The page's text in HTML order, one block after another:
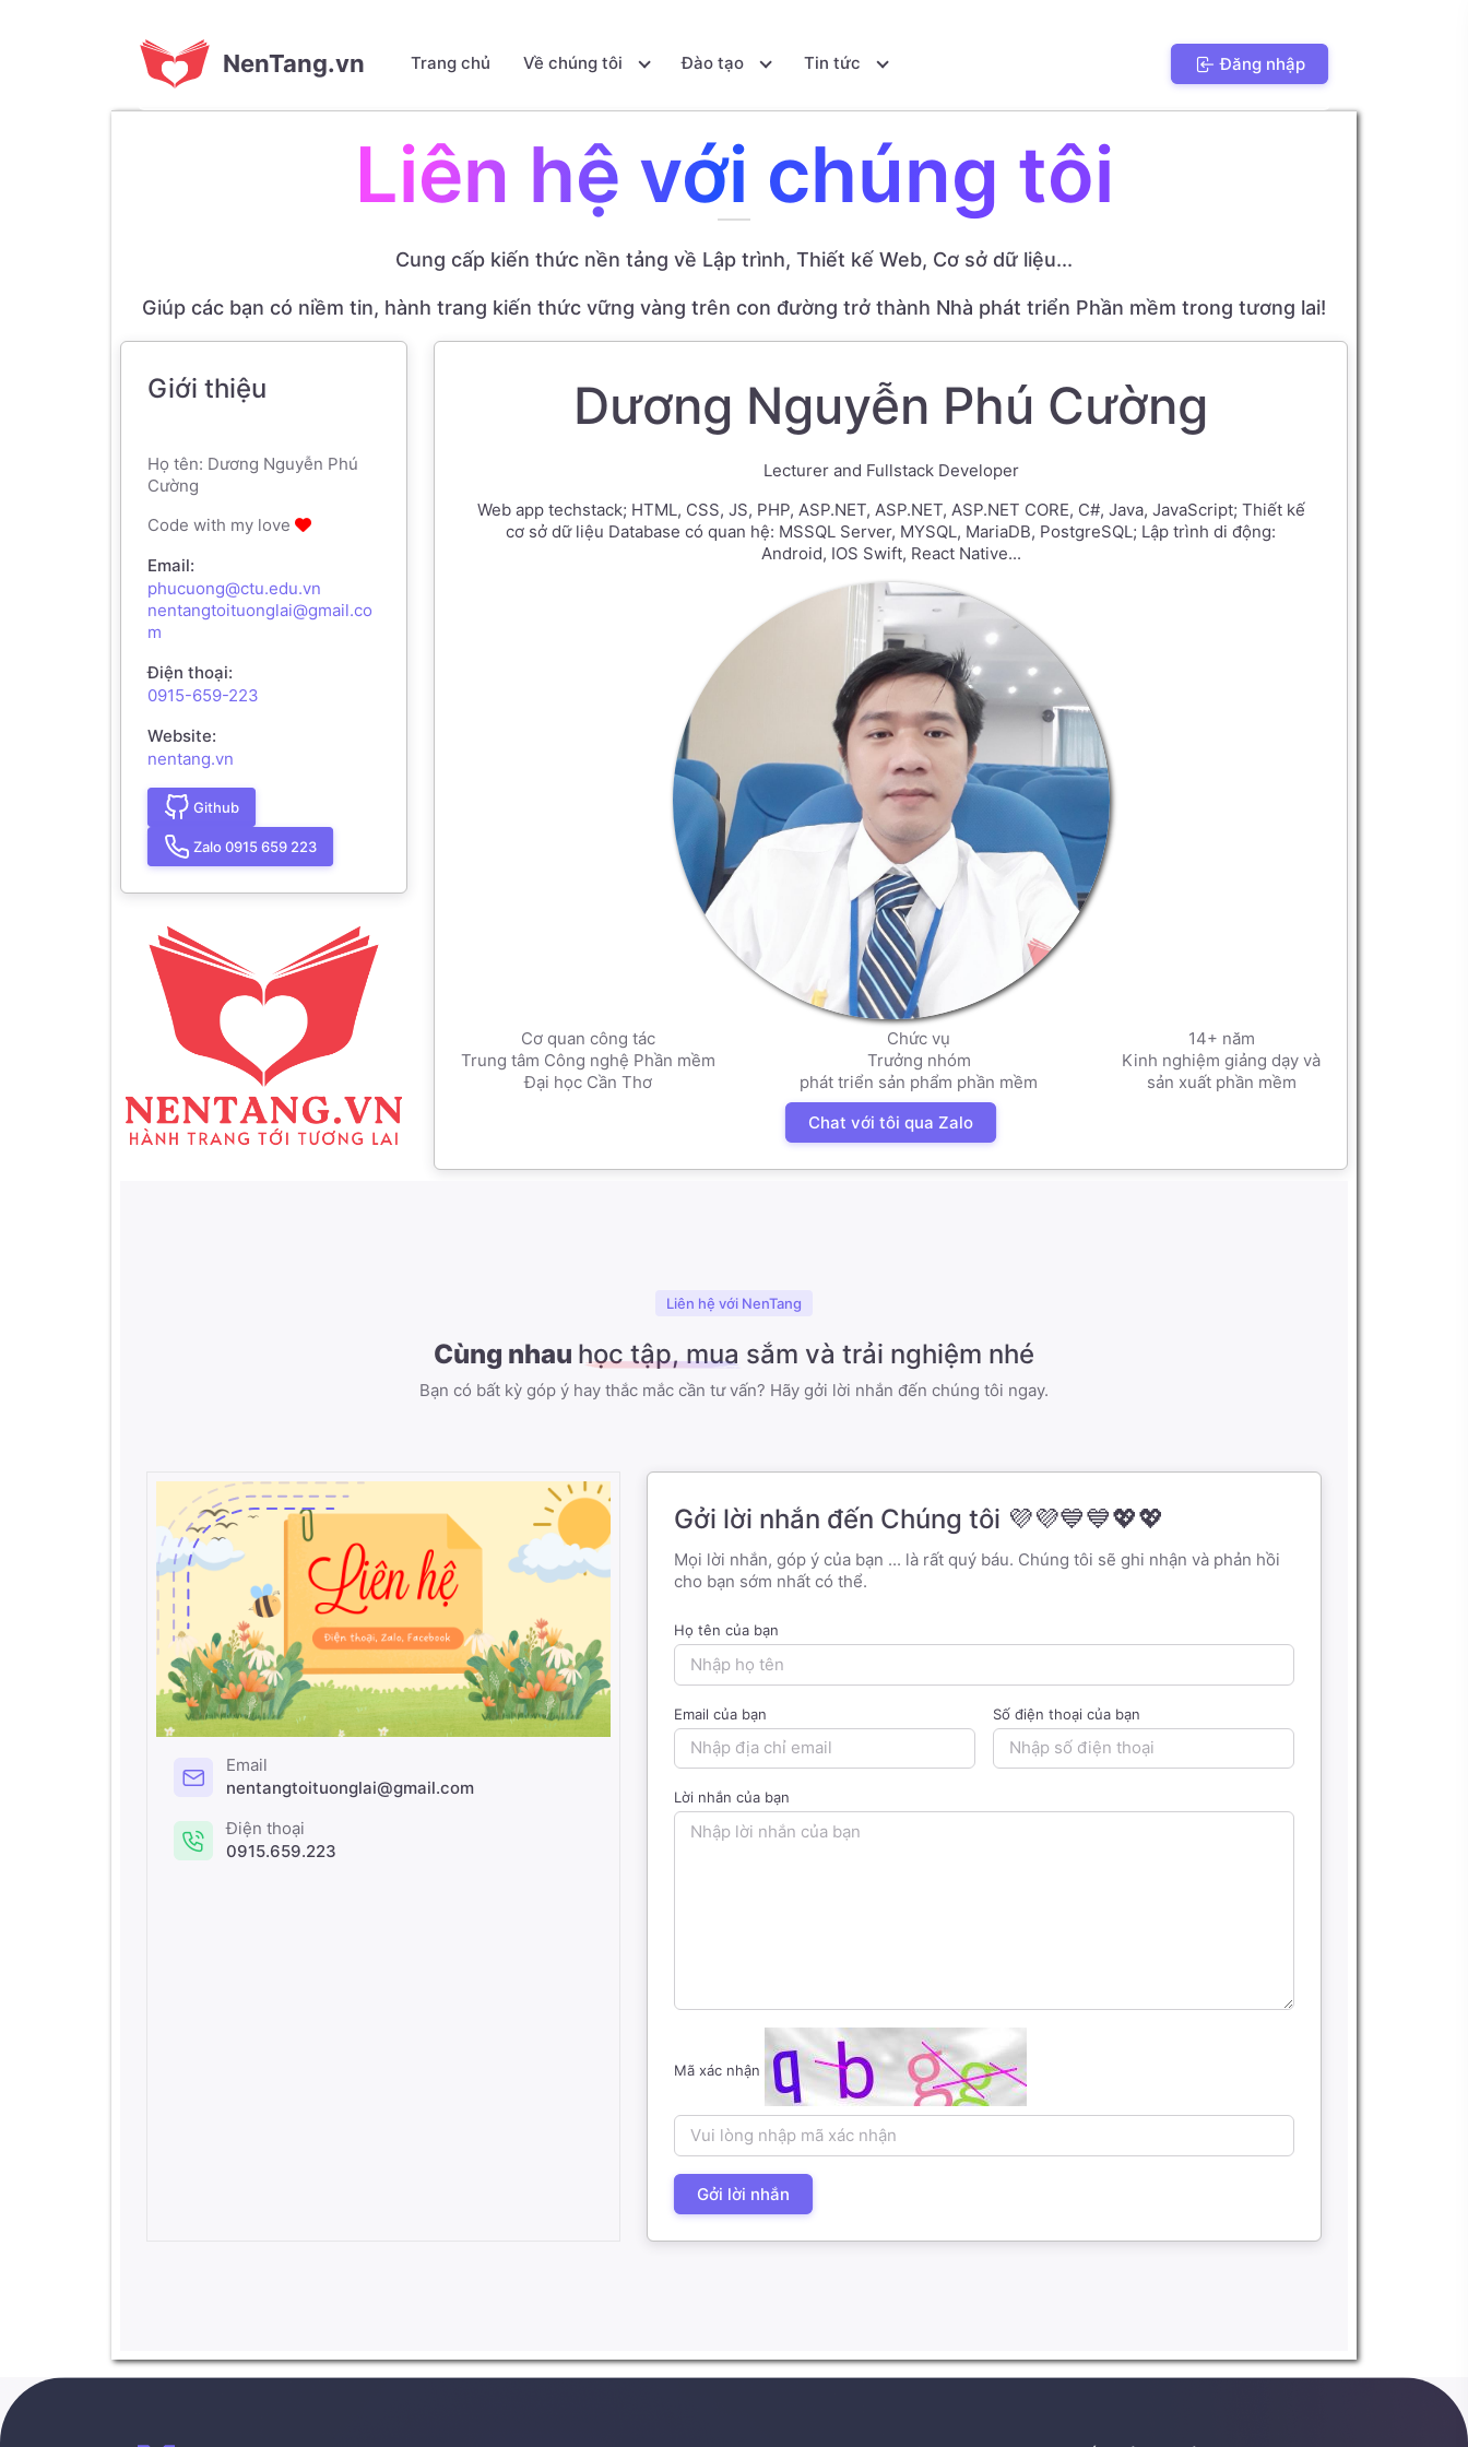
NenTang.vn Trang chủ Về chúng tôi Đào tạo Tin tức Đăng nhập
Liên hệ với chúng tôi
Cung cấp kiến thức nền tảng về Lập trình, Thiết kế Web, Cơ sở dữ liệu...
Giúp các bạn có niềm tin, hành trang kiến thức vững vàng trên con đường trở thành Nhà phát triển Phần mềm trong tương lai!
Giới thiệu
Họ tên: Dương Nguyễn Phú
Cường
Code with my love
Email:
phucuong@ctu.edu.vn
nentangtoituonglai@gmail.co
m
Điện thoại:
0915-659-223
Website:
nentang.vn
Github
Zalo 0915 659 223
Dương Nguyễn Phú Cường
Lecturer and Fullstack Developer
Web app techstack; HTML, CSS, JS, PHP, ASP.NET, ASP.NET, ASP.NET CORE, C#, Java, JavaScript; Thiết kế
cơ sở dữ liệu Database có quan hệ: MSSQL Server, MYSQL, MariaDB, PostgreSQL; Lập trình di động:
Android, IOS Swift, React Native...
Cơ quan công tác
Trung tâm Công nghệ Phần mềm
Đại học Cần Thơ
Chức vụ
Trưởng nhóm
phát triển sản phẩm phần mềm
14+ năm
Kinh nghiệm giảng dạy và
sản xuất phần mềm
Chat với tôi qua Zalo
Liên hệ với NenTang
Cùng nhau học tập, mua sắm và trải nghiệm nhé
Bạn có bất kỳ góp ý hay thắc mắc cần tư vấn? Hãy gởi lời nhắn đến chúng tôi ngay.
Email
nentangtoituonglai@gmail.com
Điện thoại
0915.659.223
Gởi lời nhắn đến Chúng tôi 💜💜💙💙💖💖
Mọi lời nhắn, góp ý của bạn ... là rất quý báu. Chúng tôi sẽ ghi nhận và phản hồi
cho bạn sớm nhất có thể.
Họ tên của bạn
Email của bạn Số điện thoại của bạn
Lời nhắn của bạn
Mã xác nhận
Gởi lời nhắn